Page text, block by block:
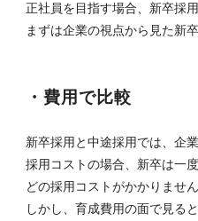
正社員を目指す場合、新卒採
まずは企業の視点から見た新
・費用で比較
新卒採用と中途採用では、企
採用コストの場合、新卒は一
どの採用コストがかかりません
しかし、育成費用の面で見る